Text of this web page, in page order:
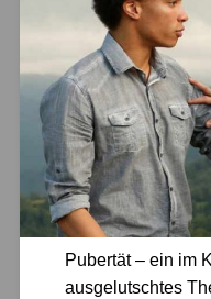
Pubertät – ein im
ausgelutschtes